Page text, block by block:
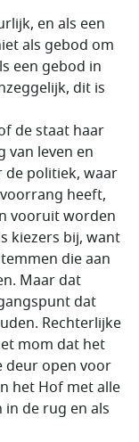
en als een
als gebod om
een gebod in
dit is
de staat haar
van leven en
de politiek, waar
heeft,
vooruit worden
kiezers bij, want
die aan
Maar dat
dat
Rechterlijke
mom dat het
deur open voor
het Hof met alle
in de rug en als